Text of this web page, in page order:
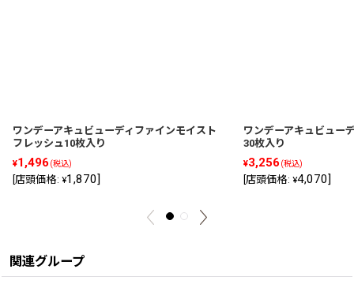
ワンデーアキュビューディファインモイスト
フレッシュ10枚入り
¥1,496 (税込)
店頭価格: ¥1,870]
ワンデーアキュビュー
30枚入り
¥3,256 (税込)
店頭価格: ¥4,070]
関連グループ